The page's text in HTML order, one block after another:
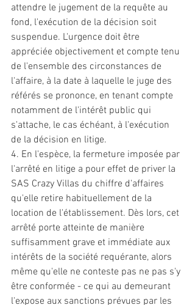
attendre le jugement de la requête au
fond, l'exécution de la décision soit
suspendue. L'urgence doit être
appréciée objectivement et compte tenu
de l'ensemble des circonstances de
l'affaire, à la date à laquelle le juge des
référés se prononce, en tenant compte
notamment de l'intérêt public qui
s'attache, le cas échéant, à l'exécution
de la décision en litige.
4. En l'espèce, la fermeture imposée par
l'arrêté en litige a pour effet de priver la
SAS Crazy Villas du chiffre d'affaires
qu'elle retire habituellement de la
location de l'établissement. Dès lors, cet
arrêté porte atteinte de manière
suffisamment grave et immédiate aux
intérêts de la société requérante, alors
même qu'elle ne conteste pas ne pas s'y
être conformée - ce qui au demeurant
l'expose aux sanctions prévues par les